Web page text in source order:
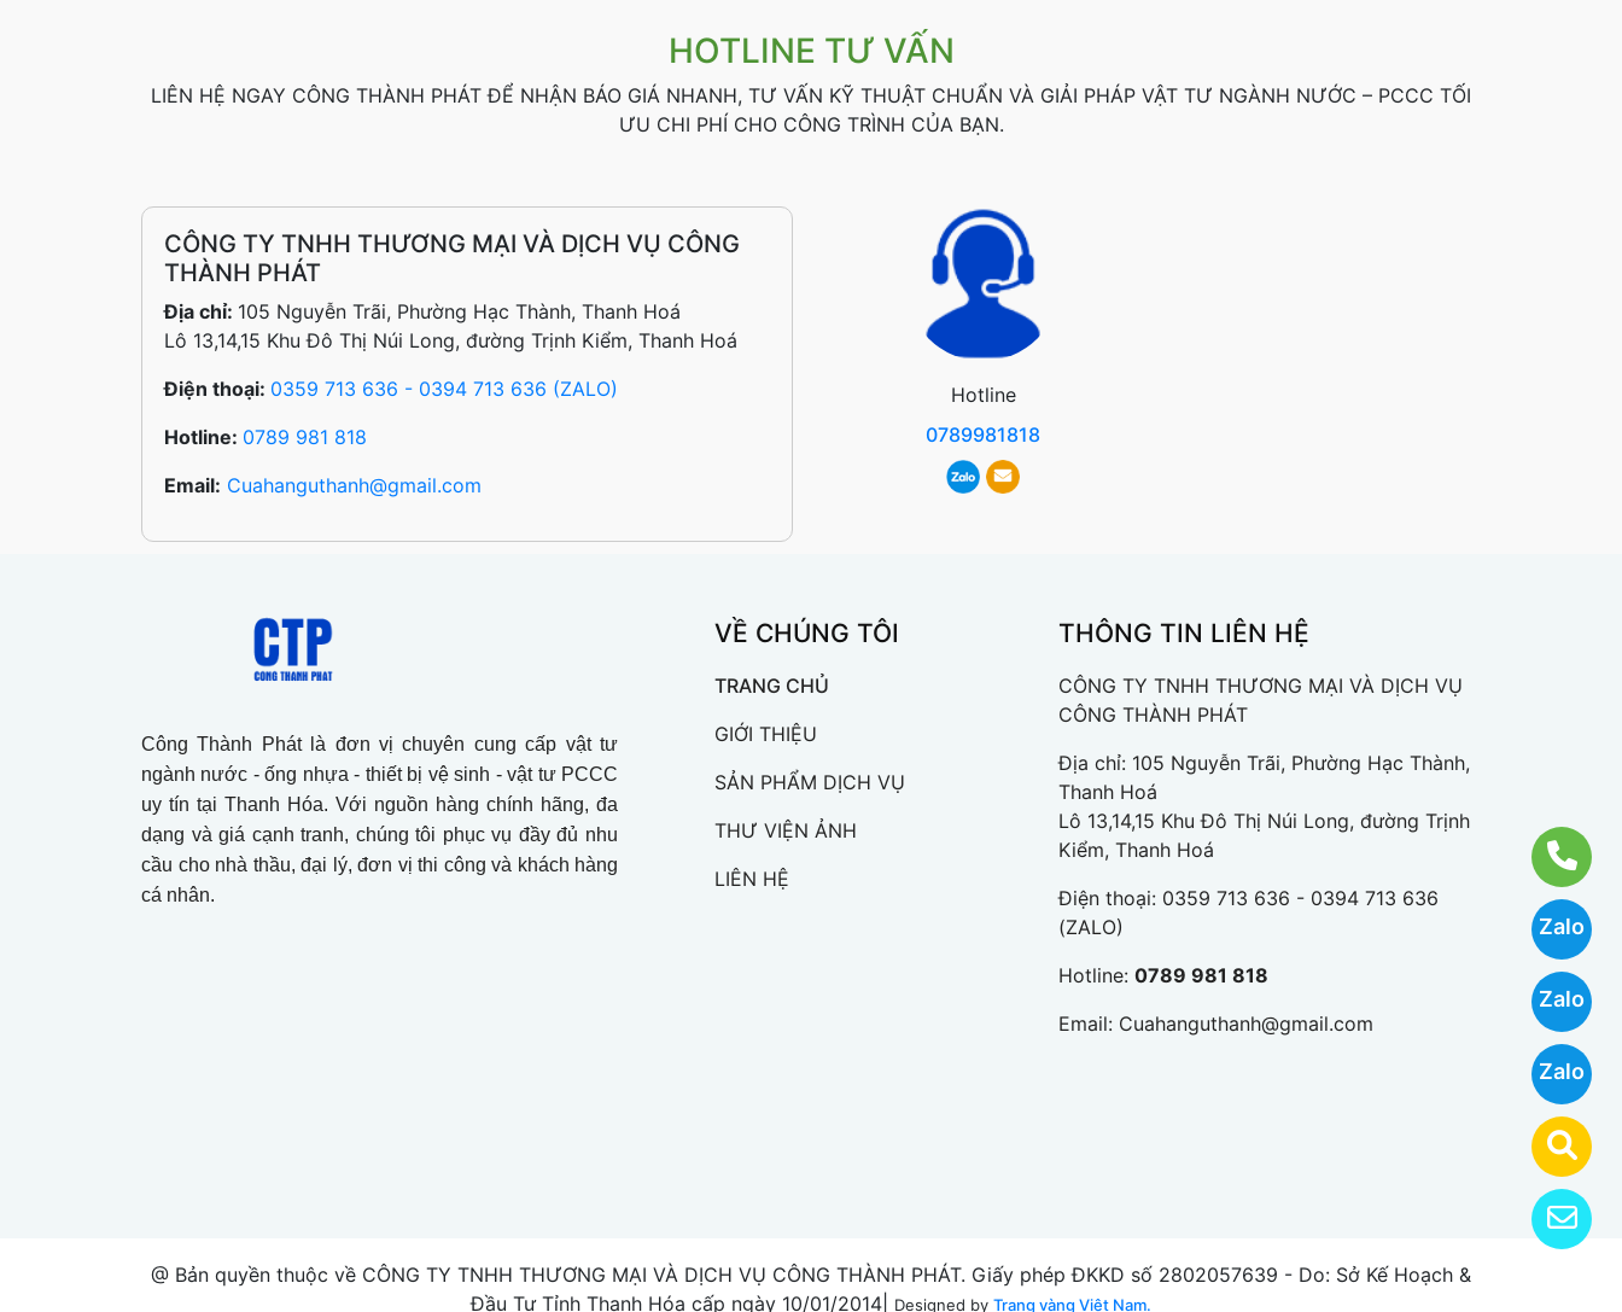
Zalo
Zalo
Zalo
HOTLINE TƯ VẤN
LIÊN HỆ NGAY CÔNG THÀNH PHÁT ĐỂ NHẬN BÁO GIÁ NHANH, TƯ VẤN KỸ THUẬT CHUẨN VÀ GIẢI PHÁP VẬT TƯ NGÀNH NƯỚC – PCCC TỐI
ƯU CHI PHÍ CHO CÔNG TRÌNH CỦA BẠN.
CÔNG TY TNHH THƯƠNG MẠI VÀ DỊCH VỤ CÔNG
THÀNH PHÁT
Địa chỉ: 105 Nguyễn Trãi, Phường Hạc Thành, Thanh Hoá
Lô 13,14,15 Khu Đô Thị Núi Long, đường Trịnh Kiểm, Thanh Hoá
Điện thoại: 0359 713 636 - 0394 713 636 (ZALO)
Hotline: 0789 981 818
Email: Cuahanguthanh@gmail.com
Hotline
0789981818
Công Thành Phát là đơn vị chuyên cung cấp vật tư
ngành nước - ống nhựa - thiết bị vệ sinh - vật tư PCCC
uy tín tại Thanh Hóa. Với nguồn hàng chính hãng, đa
dạng và giá cạnh tranh, chúng tôi phục vụ đầy đủ nhu
cầu cho nhà thầu, đại lý, đơn vị thi công và khách hàng
cá nhân.
VỀ CHÚNG TÔI
TRANG CHỦ
GIỚI THIỆU
SẢN PHẨM DỊCH VỤ
THƯ VIỆN ẢNH
LIÊN HỆ
THÔNG TIN LIÊN HỆ
CÔNG TY TNHH THƯƠNG MẠI VÀ DỊCH VỤ
CÔNG THÀNH PHÁT
Địa chỉ: 105 Nguyễn Trãi, Phường Hạc Thành,
Thanh Hoá
Lô 13,14,15 Khu Đô Thị Núi Long, đường Trịnh
Kiểm, Thanh Hoá
Điện thoại: 0359 713 636 - 0394 713 636
(ZALO)
Hotline: 0789 981 818
Email: Cuahanguthanh@gmail.com
@ Bản quyền thuộc về CÔNG TY TNHH THƯƠNG MẠI VÀ DỊCH VỤ CÔNG THÀNH PHÁT. Giấy phép ĐKKD số 2802057639 - Do: Sở Kế Hoạch &
Đầu Tư Tỉnh Thanh Hóa cấp ngày 10/01/2014|
Designed by Trang vàng Việt Nam.